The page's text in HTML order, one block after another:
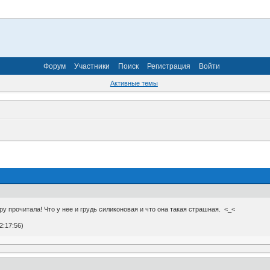
Форум Участники Поиск Регистрация Войти
Активные темы
Что у нее и грудь силиконовая и что она такая страшная. <_<